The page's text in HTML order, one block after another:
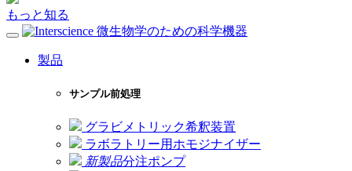
もっと知る
微生物学のための科学機器
製品
サンプル前処理
グラビメトリック希釈装置
ラボラトリー用ホモジナイザー
新製品分注ポンプ